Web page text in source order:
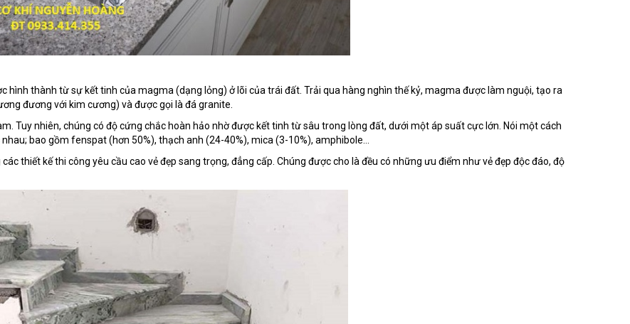
hình thành từ sự kết tinh của magma (dạng lỏng) ở lõi của trái đất. Trải qua hàng nghìn thế kỷ, magma được làm nguội, tạo ra
đương với kim cương) và được gọi là đá granite.
Tuy nhiên, chúng có độ cứng chắc hoàn hảo nhờ được kết tinh từ sâu trong lòng đất, dưới một áp suất cực lớn. Nói một cách
bao gồm fenspat (hơn 50%), thạch anh (24-40%), mica (3-10%), amphibole…
thiết kế thi công yêu cầu cao vẻ đẹp sang trọng, đẳng cấp. Chúng được cho là đều có những ưu điểm như vẻ đẹp độc đáo, độ